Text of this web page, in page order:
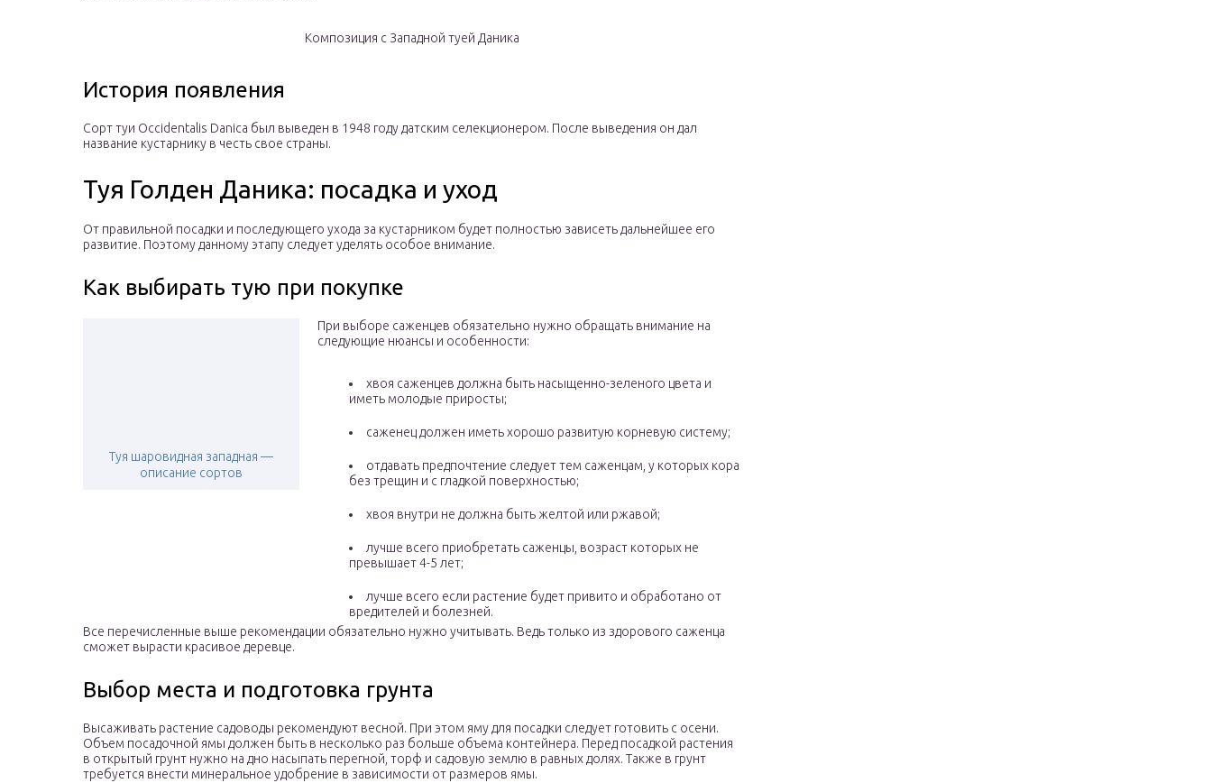
Композиция с Западной туей Даника
История появления
Сорт туи Occidentalis Danica был выведен в 1948 году датским селекционером. После выведения он дал
название кустарнику в честь свое страны.
Туя Голден Даника: посадка и уход
От правильной посадки и последующего ухода за кустарником будет полностью зависеть дальнейшее его
развитие. Поэтому данному этапу следует уделять особое внимание.
Как выбирать тую при покупке
Туя шаровидная западная —
описание сортов
При выборе саженцев обязательно нужно обращать внимание на
следующие нюансы и особенности:
хвоя саженцев должна быть насыщенно-зеленого цвета и
иметь молодые приросты;
саженец должен иметь хорошо развитую корневую систему;
отдавать предпочтение следует тем саженцам, у которых кора
без трещин и с гладкой поверхностью;
хвоя внутри не должна быть желтой или ржавой;
лучше всего приобретать саженцы, возраст которых не
превышает 4-5 лет;
лучше всего если растение будет привито и обработано от
вредителей и болезней.
Все перечисленные выше рекомендации обязательно нужно учитывать. Ведь только из здорового саженца
сможет вырасти красивое деревце.
Выбор места и подготовка грунта
Высаживать растение садоводы рекомендуют весной. При этом яму для посадки следует готовить с осени.
Объем посадочной ямы должен быть в несколько раз больше объема контейнера. Перед посадкой растения
в открытый грунт нужно на дно насыпать перегной, торф и садовую землю в равных долях. Также в грунт
требуется внести минеральное удобрение в зависимости от размеров ямы.